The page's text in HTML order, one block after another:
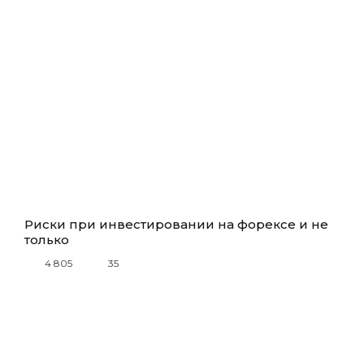
Риски при инвестировании на форексе и не
только
4 805 35